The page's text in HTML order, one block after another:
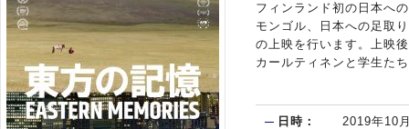
フィンランド初の日本へ
モンゴル、日本への足取
の上映を行います。上映
カールティネンと学生た
日時： 2019年10